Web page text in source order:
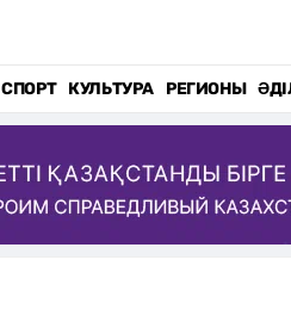
СПОРТ КУЛЬТУРА РЕГИОНЫ